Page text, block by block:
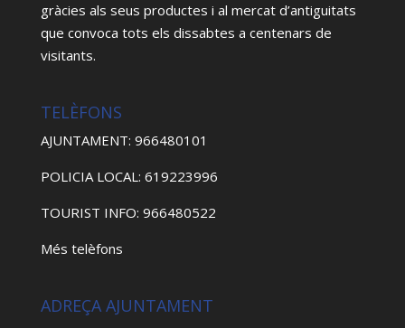
gràcies als seus productes i al mercat d’antiguitats
que convoca tots els dissabtes a centenars de
visitants.
TELÈFONS
AJUNTAMENT: 966480101
POLICIA LOCAL: 619223996
TOURIST INFO: 966480522
Més telèfons
ADREÇA AJUNTAMENT